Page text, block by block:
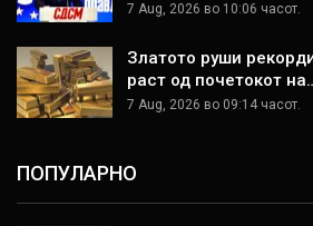
7 Aug, 2026 во 10:06 часот.
Златото руши
раст од почетокот
7 Aug, 2026 во 09:14 часот.
ПОПУЛАРНО